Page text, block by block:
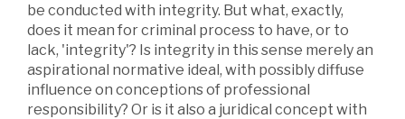
be conducted with integrity. But what, exactly,
does it mean for criminal process to have, or to
lack, 'integrity'? Is integrity in this sense merely an
aspirational normative ideal, with possibly diffuse
influence on conceptions of professional
responsibility? Or is it also a juridical concept with